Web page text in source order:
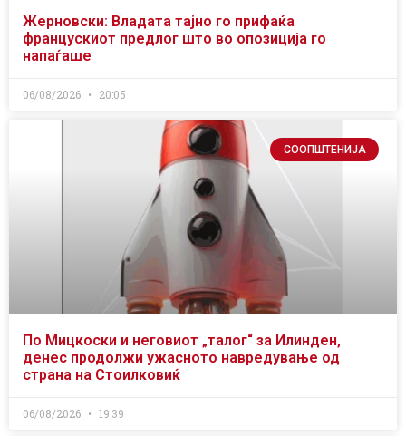
Жерновски: Владата тајно го прифаќа
францускиот предлог што во опозиција го
напаѓаше
06/08/2026 20:05
СООПШТЕНИЈА
По Мицкоски и неговиот „талог“ за Илинден,
денес продолжи ужасното навредување од
страна на Стоилковиќ
06/08/2026 19:39